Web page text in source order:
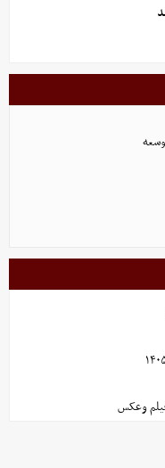
وعکس